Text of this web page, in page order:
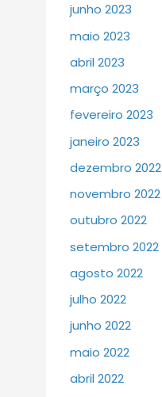
junho 2023
maio 2023
abril 2023
março 2023
fevereiro 2023
janeiro 2023
dezembro 2022
novembro 2022
outubro 2022
setembro 2022
agosto 2022
julho 2022
junho 2022
maio 2022
abril 2022